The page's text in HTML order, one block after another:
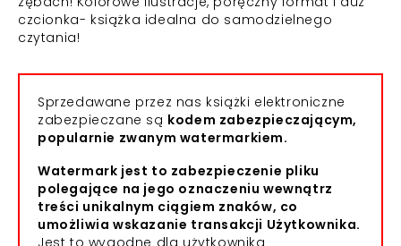
czcionka- książka idealna do samodzielnego
czytania!
Sprzedawane przez nas książki elektroniczne
zabezpieczane są kodem zabezpieczającym,
popularnie zwanym watermarkiem.
Watermark jest to zabezpieczenie pliku
polegające na jego oznaczeniu wewnątrz
treści unikalnym ciągiem znaków, co
umożliwia wskazanie transakcji Użytkownika.
Jest to wygodne dla użytkownika